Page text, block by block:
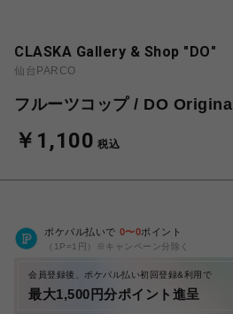
CLASKA Gallery & Shop "DO"
仙台PARCO
フルーツコップ / DO Original
￥1,100 税込
ポケパル払いで 0〜0ポイント
（1P=1円）※キャンペーン分除く
会員登録後、ポケパル払い初回登録&利用で
最大1,500円分ポイント進呈